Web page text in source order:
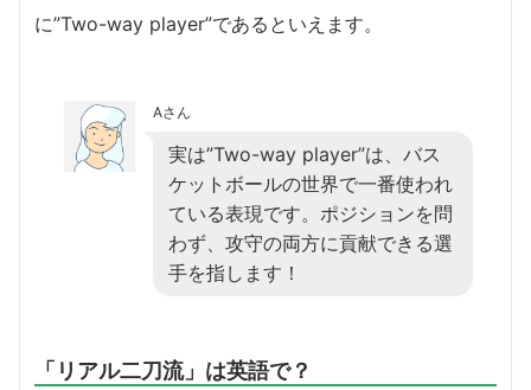
に”Two-way player”であるといえます。
Aさん
実は”Two-way player”は、バス
ケットボールの世界で一番使われ
ている表現です。ポジションを問
わず、攻守の両方に貢献できる選
手を指します！
「リアル二刀流」は英語で？